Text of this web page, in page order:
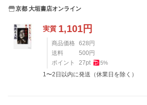
京都 大垣書店オンライン
実質 1,101円
商品価格 628 円
送料
500 円
ポイント
27pt 5%
1〜2日以内に発送（休業日を除く）